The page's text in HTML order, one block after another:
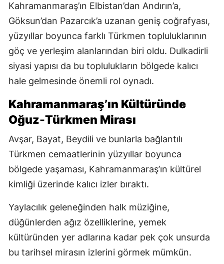
Kahramanmaraş’ın Elbistan’dan Andırın’a,
Göksun’dan Pazarcık’a uzanan geniş coğrafyası,
yüzyıllar boyunca farklı Türkmen topluluklarının
göç ve yerleşim alanlarından biri oldu. Dulkadirli
siyasi yapısı da bu toplulukların bölgede kalıcı
hale gelmesinde önemli rol oynadı.
Kahramanmaraş’ın Kültüründe
Oğuz-Türkmen Mirası
Avşar, Bayat, Beydili ve bunlarla bağlantılı
Türkmen cemaatlerinin yüzyıllar boyunca
bölgede yaşaması, Kahramanmaraş’ın kültürel
kimliği üzerinde kalıcı izler bıraktı.
Yaylacılık geleneğinden halk müziğine,
düğünlerden ağız özelliklerine, yemek
kültüründen yer adlarına kadar pek çok unsurda
bu tarihsel mirasın izlerini görmek mümkün.